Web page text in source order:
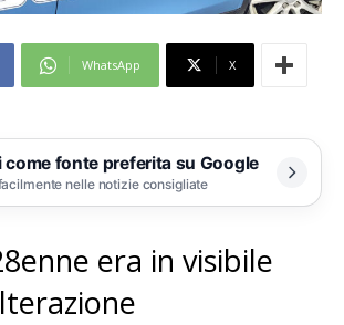
WhatsApp X
fonte preferita su Google
nelle notizie consigliate
era in visibile